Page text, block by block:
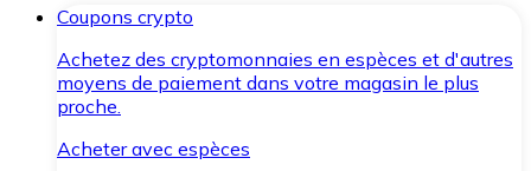
Coupons crypto
Achetez des cryptomonnaies en espèces et d'autres
moyens de paiement dans votre magasin le plus
proche.
Acheter avec espèces